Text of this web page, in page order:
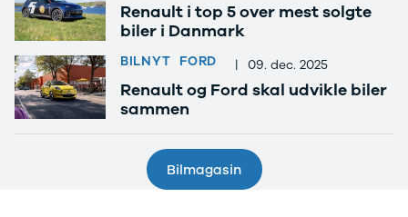
Renault i top 5 over mest solgte
biler i Danmark
BILNYT FORD | 09. dec. 2025
Renault og Ford skal udvikle biler
sammen
Bilmagasin